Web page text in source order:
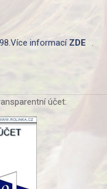
informací ZDE
.
účet: